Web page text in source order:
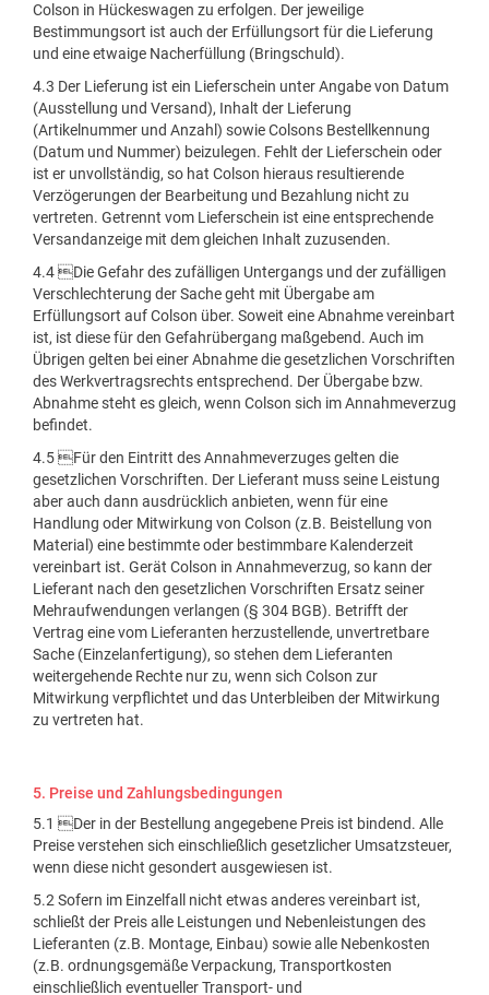
Colson in Hückeswagen zu erfolgen. Der jeweilige
Bestimmungsort ist auch der Erfüllungsort für die Lieferung
und eine etwaige Nacherfüllung (Bringschuld).
4.3 Der Lieferung ist ein Lieferschein unter Angabe von Datum
(Ausstellung und Versand), Inhalt der Lieferung
(Artikelnummer und Anzahl) sowie Colsons Bestellkennung
(Datum und Nummer) beizulegen. Fehlt der Lieferschein oder
ist er unvollständig, so hat Colson hieraus resultierende
Verzögerungen der Bearbeitung und Bezahlung nicht zu
vertreten. Getrennt vom Lieferschein ist eine entsprechende
Versandanzeige mit dem gleichen Inhalt zuzusenden.
4.4 Die Gefahr des zufälligen Untergangs und der zufälligen
Verschlechterung der Sache geht mit Übergabe am
Erfüllungsort auf Colson über. Soweit eine Abnahme vereinbart
ist, ist diese für den Gefahrübergang maßgebend. Auch im
Übrigen gelten bei einer Abnahme die gesetzlichen Vorschriften
des Werkvertragsrechts entsprechend. Der Übergabe bzw.
Abnahme steht es gleich, wenn Colson sich im Annahmeverzug
befindet.
4.5 Für den Eintritt des Annahmeverzuges gelten die
gesetzlichen Vorschriften. Der Lieferant muss seine Leistung
aber auch dann ausdrücklich anbieten, wenn für eine
Handlung oder Mitwirkung von Colson (z.B. Beistellung von
Material) eine bestimmte oder bestimmbare Kalenderzeit
vereinbart ist. Gerät Colson in Annahmeverzug, so kann der
Lieferant nach den gesetzlichen Vorschriften Ersatz seiner
Mehraufwendungen verlangen (§ 304 BGB). Betrifft der
Vertrag eine vom Lieferanten herzustellende, unvertretbare
Sache (Einzelanfertigung), so stehen dem Lieferanten
weitergehende Rechte nur zu, wenn sich Colson zur
Mitwirkung verpflichtet und das Unterbleiben der Mitwirkung
zu vertreten hat.
5. Preise und Zahlungsbedingungen
5.1 Der in der Bestellung angegebene Preis ist bindend. Alle
Preise verstehen sich einschließlich gesetzlicher Umsatzsteuer,
wenn diese nicht gesondert ausgewiesen ist.
5.2 Sofern im Einzelfall nicht etwas anderes vereinbart ist,
schließt der Preis alle Leistungen und Nebenleistungen des
Lieferanten (z.B. Montage, Einbau) sowie alle Nebenkosten
(z.B. ordnungsgemäße Verpackung, Transportkosten
einschließlich eventueller Transport- und